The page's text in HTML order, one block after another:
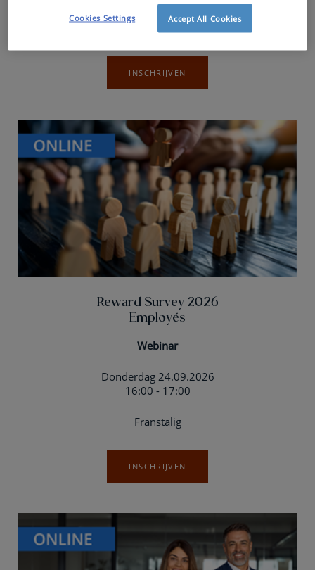
Nederlandstalig
INSCHRIJVEN
Reward Survey 2026
Employés
Webinar
Donderdag 24.09.2026
16:00 - 17:00
Franstalig
INSCHRIJVEN
Accept All Cookies
Cookies Settings